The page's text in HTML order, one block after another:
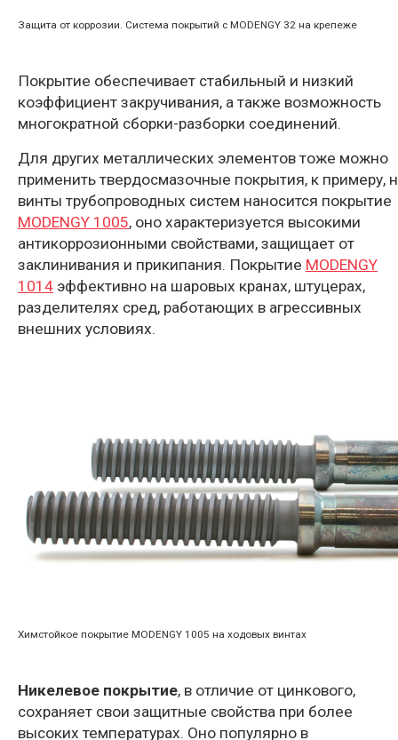
Защита от коррозии. Система покрытий с MODENGY 32 на крепеже
Покрытие обеспечивает стабильный и низкий
коэффициент закручивания, а также возможность
многократной сборки-разборки соединений.
Для других металлических элементов тоже можно
применить твердосмазочные покрытия, к примеру,
винты трубопроводных систем наносится покрытие
MODENGY 1005, оно характеризуется высокими
антикоррозионными свойствами, защищает от
заклинивания и прикипания. Покрытие MODENGY
1014 эффективно на шаровых кранах, штуцерах,
разделителях сред, работающих в агрессивных
внешних условиях.
Химстойкое покрытие MODENGY 1005 на ходовых винтах
Никелевое покрытие, в отличие от цинкового,
сохраняет свои защитные свойства при более
высоких температурах. Оно популярно в